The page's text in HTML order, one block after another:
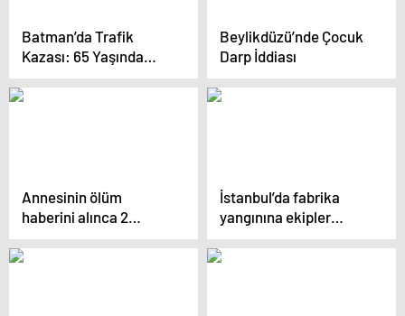
Batman’da Trafik
Kazası: 65 Yaşında
Kadın Hayatını
Kaybetti
Beylikdüzü’nde Çocuk
Darp İddiası
Annesinin ölüm
haberini alınca 2
doktoru darbetti
İstanbul’da fabrika
yangınına ekipler
müdahale ediyor